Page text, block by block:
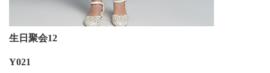
生日聚会12
Y021